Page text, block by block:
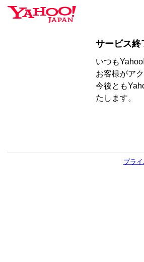
サービス終
いつも
お客様がア
今後とも
たします。
プラ